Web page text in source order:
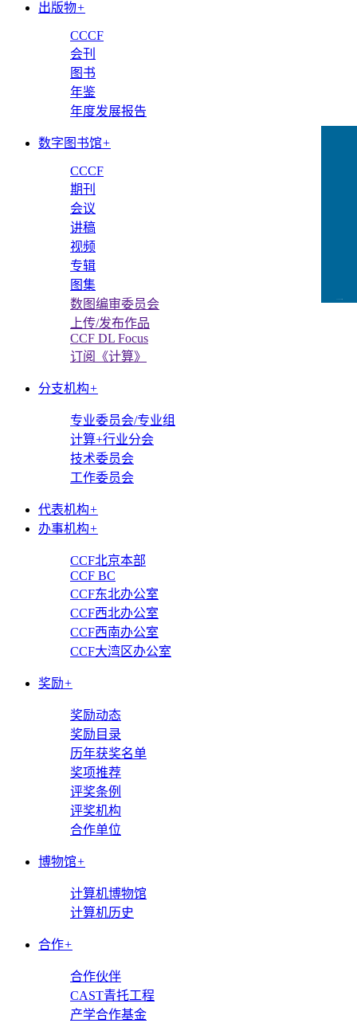
出版物+
CCCF
会刊
图书
年鉴
年度发展报告
数字图书馆+
CCCF
期刊
会议
讲稿
视频
专辑
图集
数图编审委员会
上传/发布作品
CCF DL Focus
订阅《计算》
分支机构+
专业委员会/专业组
计算+行业分会
技术委员会
工作委员会
代表机构+
办事机构+
CCF北京本部
CCF BC
CCF东北办公室
CCF西北办公室
CCF西南办公室
CCF大湾区办公室
奖励+
奖励动态
奖励目录
历年获奖名单
奖项推荐
评奖条例
评奖机构
合作单位
博物馆+
计算机博物馆
计算机历史
合作+
合作伙伴
CAST青托工程
产学合作基金